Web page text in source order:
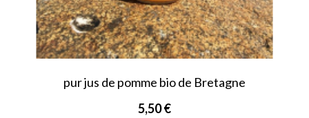
pur jus de pomme bio de Bretagne
5,50 €